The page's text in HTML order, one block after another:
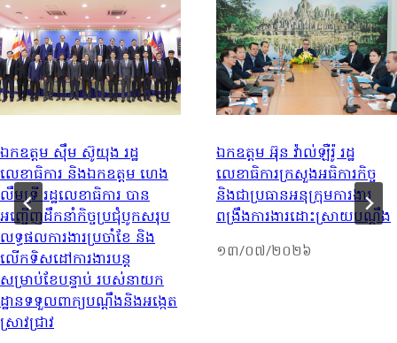
ឯកឧត្តម ស៊ឹម ស៊ូយុង រដ្ឋ
លេខាធិការ និងឯកឧត្តម ហេង
លឹមទ្រី រដ្ឋលេខាធិការ បាន
អញ្ជើញដឹកនាំកិច្ចប្រជុំបូកសរុប
លទ្ធផលការងារប្រចាំខែ និង
លើកទិសដៅការងារបន្ត
សម្រាប់ខែបន្ទាប់ របស់នាយក
ដ្ឋានទទួលពាក្យបណ្តឹងនិងអង្កេត
ស្រាវជ្រាវ
ឯកឧត្តម អ៊ុន វ៉ាល់ឡឺរ៉ូ រដ្ឋ
លេខាធិការក្រសួងអធិការកិច្ច
និងជាប្រធានអនុក្រុមការងារ
ពង្រឹងការងារដោះស្រាយបណ្តឹង
១៣/០៧/២០២៦